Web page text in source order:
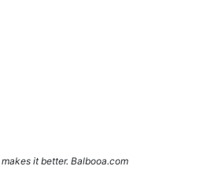
makes it better. Balbooa.com